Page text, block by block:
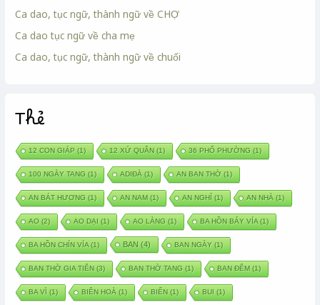
Ca dao, tục ngữ, thành ngữ về CHỢ
Ca dao tục ngữ về cha mẹ
Ca dao, tục ngữ, thành ngữ về chuối
Thẻ
12 CON GIÁP (1) 12 XỨ QUÂN (1) 36 PHỐ PHƯỜNG (1)
100 NGÀY TANG (1) ADIĐÀ (1) AN BAN THỜ(1)
AN BÁT HƯƠNG (1) AN NAM(1) AN NGHỈ (1) AN NHÀ (1)
AO (2) AO DẠI (1) AO LÀNG (1) BA HỒN BẢY VÍA(1)
BA HỒN CHÍN VÍA(1) BAN (4) BAN NGÀY (1)
BAN THỜ GIA TIÊN (3) BAN THỜ TANG (1) BAN ĐÊM(1)
BA VÌ (1) BIÊN HOÀ (1) BIỂN (1) BUI (1)